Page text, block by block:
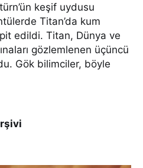
keşif uydusu
Titan’da kum
edildi. Titan, Dünya ve
gözlemlenen üçüncü
Gök bilimciler, böyle